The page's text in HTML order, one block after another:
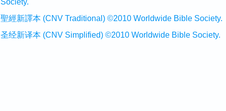
Society.
聖經新譯本 (CNV Traditional) ©2010 Worldwide Bible Society.
圣经新译本 (CNV Simplified) ©2010 Worldwide Bible Society.